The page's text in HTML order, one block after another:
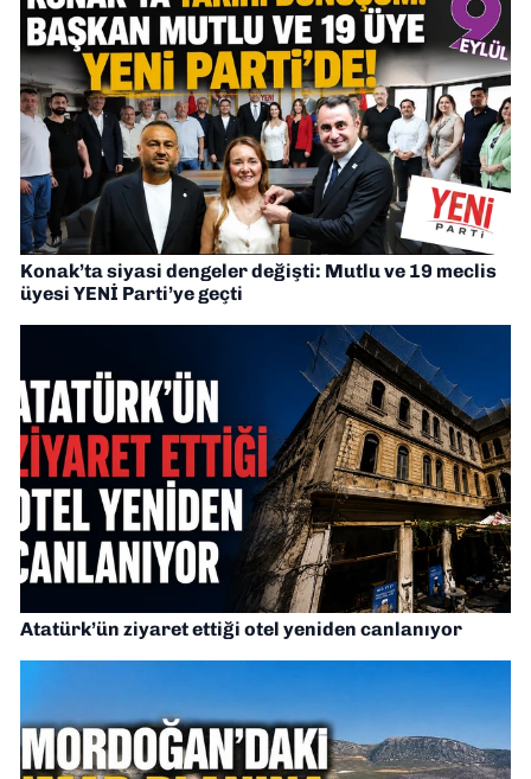
Konak’ta siyasi dengeler değişti: Mutlu ve 19 meclis
üyesi YENİ Parti’ye geçti
Atatürk’ün ziyaret ettiği otel yeniden canlanıyor